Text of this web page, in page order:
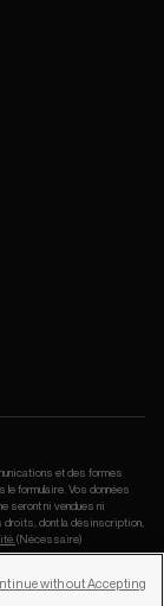
et des formes
le formulaire. Vos données
seront ni vendues ni
droits, dont la désinscription,
(Nécessaire)
without Accepting